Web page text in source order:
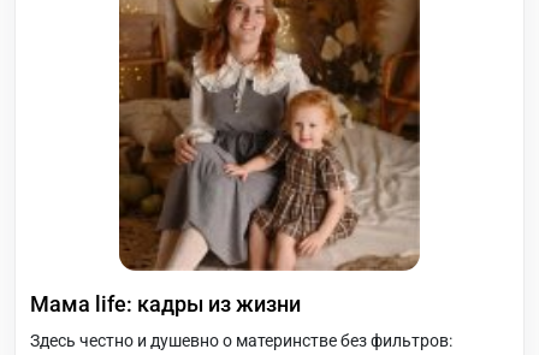
Мама life: кадры из жизни
Здесь честно и душевно о материнстве без фильтров: